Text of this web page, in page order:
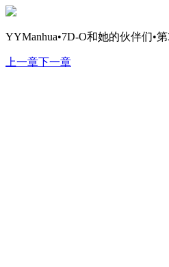
YYManhua•7D-O和她的伙伴们•
上一章下一章